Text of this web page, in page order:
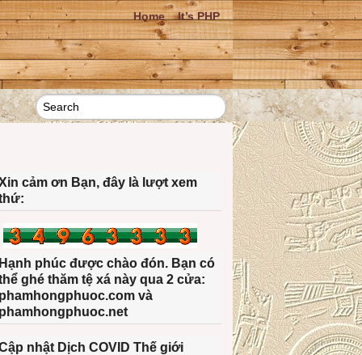
Home It’s PHP
cảm ơn Bạn, đây là lượt xem
phúc được chào đón. Bạn có
ghé thăm tệ xá này qua 2 cửa:
và
nhật Dịch COVID Thế giới